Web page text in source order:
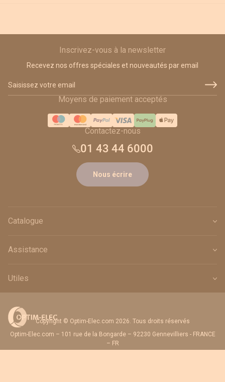
Inscrivez-vous à la newsletter
Recevez nos offres spéciales et nouveautés par email
Moyens de paiement acceptés
Contactez-nous
01 43 44 6000
Nous écrire
Catalogue
Assistance
Utiles
Copyright © Optim-Elec.com 2026. Tous droits réservés
Optim-Elec.com – 101 rue de la Bongarde – 92230 Gennevilliers - FRANCE
– FR